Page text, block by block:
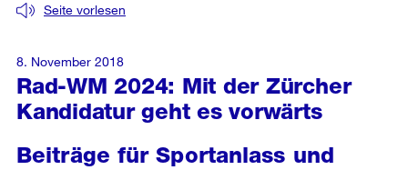
Rad-WM 2024: Mit der Zürcher
Kandidatur geht es vorwärts
Seite vorlesen
Beiträge für Sportanlass und
8. November 2018